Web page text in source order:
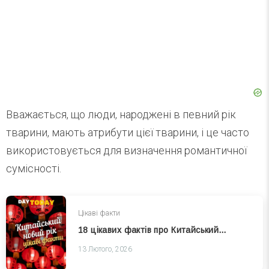
Вважається, що люди, народжені в певний рік
тварини, мають атрибути цієї тварини, і це часто
використовується для визначення романтичної
сумісності.
Цікаві факти
18 цікавих фактів про Китайський новий рік
13 Лютого, 2026